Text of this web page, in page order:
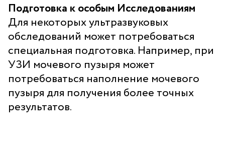
Подготовка к особым Исследованиям
Для некоторых ультразвуковых
обследований может потребоваться
специальная подготовка. Например, при
УЗИ мочевого пузыря может
потребоваться наполнение мочевого
пузыря для получения более точных
результатов.